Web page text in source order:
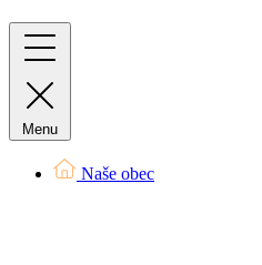
Menu
Naše obec